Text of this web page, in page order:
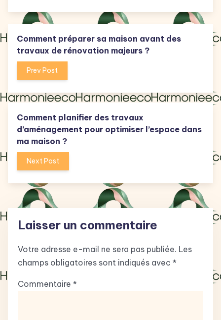
Comment préparer sa maison avant des
travaux de rénovation majeurs ?
Prev Post
Comment planifier des travaux
d’aménagement pour optimiser l’espace dans
ma maison ?
Next Post
Laisser un commentaire
Votre adresse e-mail ne sera pas publiée. Les
champs obligatoires sont indiqués avec *
Commentaire *